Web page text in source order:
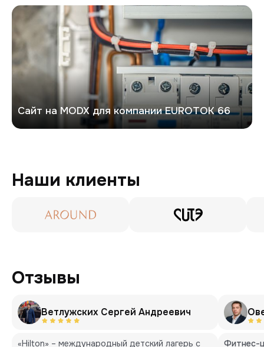
Евроток
Сайт на MODX для компании EUROTOK 66
Наши клиенты
Отзывы
Ветлужских Сергей Андреевич
«Hilton» – международный детский лагерь с Фитнес-